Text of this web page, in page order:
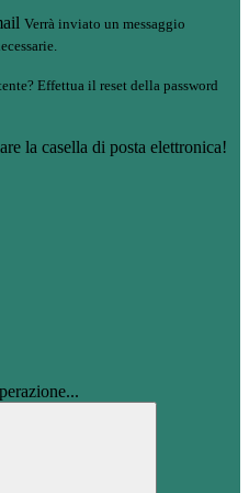
Verrà inviato un messaggio
Effettua il reset della password
la casella di posta elettronica!